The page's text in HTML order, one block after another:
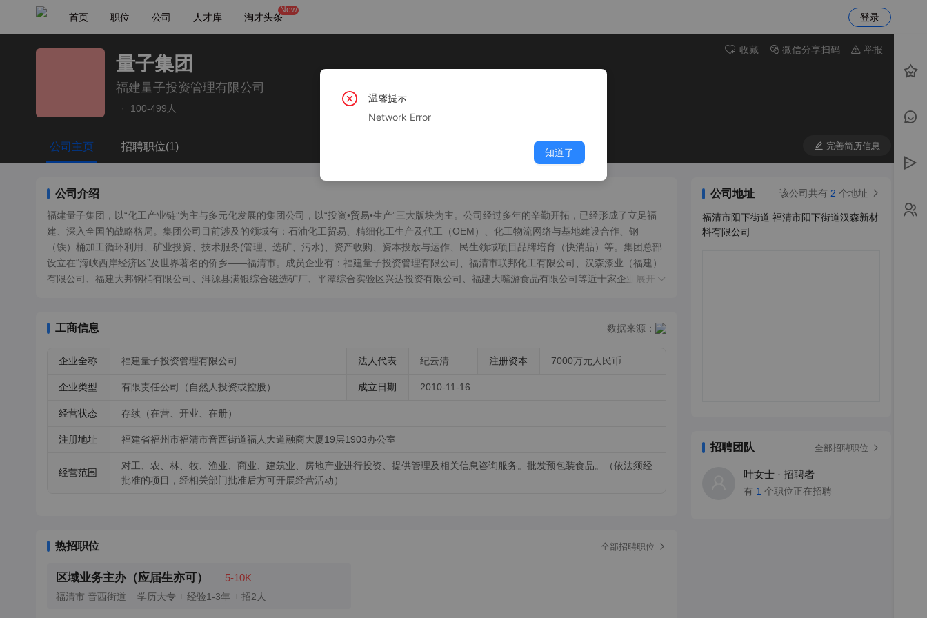
首页 职位 公司 人才库 淘才头条
New
登录
量子集团
福建量子投资管理有限公司
· 100-499人
收藏 微信分享扫码 举报
公司主页 招聘职位(1) 完善简历信息
公司介绍
福建量子集团，以“化工产业链”为主与多元化发展的集团公司，以“投资•贸易•生产”三大版块为主。公司经过多年的辛勤开拓，已经形成了立足福
建、深入全国的战略格局。集团公司目前涉及的领域有：石油化工贸易、精细化工生产及代工（OEM）、化工物流网络与基地建设合作、钢
（铁）桶加工循环利用、矿业投资、技术服务(管理、选矿、污水)、资产收购、资本投放与运作、民生领域项目品牌培育（快消品）等。集团总部
设立在“海峡西岸经济区”及世界著名的侨乡——福清市。成员企业有：福建量子投资管理有限公司、福清市联邦化工有限公司、汉森漆业（福建）
有限公司、福建大邦钢桶有限公司、洱源县满银综合磁选矿厂、平潭综合实验区兴达投资有限公司、福建大嘴游食品有限公司等近十家企业。仅化
福建量子（集团）公司网址：www.lztzgroup.com
地址：福建省福清市福人大道融商大厦A区19层　邮编：350300
展开
工商信息 数据来源：
企业全称 福建量子投资管理有限公司 法人代表 纪云清 注册资本 7000万元人民币
企业类型 有限责任公司（自然人投资或控股） 成立日期 2010-11-16
经营状态 存续（在营、开业、在册）
注册地址 福建省福州市福清市音西街道福人大道融商大厦19层1903办公室
经营范围
对工、农、林、牧、渔业、商业、建筑业、房地产业进行投资、提供管理及相关信息咨询服务。批发预包装食品。（依法须经
批准的项目，经相关部门批准后方可开展经营活动）
热招职位 全部招聘职位
区域业务主办（应届生亦可） 5-10K
福清市 音西街道 学历大专 经验1-3年 招2人
公司地址 该公司共有 2 个地址
福清市阳下街道 福清市阳下街道汉森新材
料有限公司
招聘团队 全部招聘职位
叶女士 · 招聘者
有 1 个职位正在招聘
温馨提示
Network Error
知道了